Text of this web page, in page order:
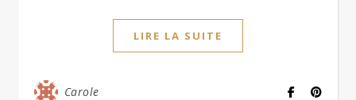
LIRE LA SUITE
Carole